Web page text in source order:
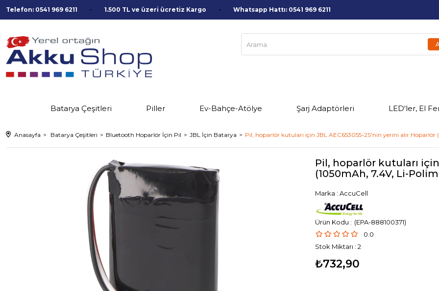
Telefon: 0541 969 6211 1.500 TL ve üzeri ücretiz Kargo Whatsapp Hattı: 0541 969 6211
Batarya Çeşitleri Piller Ev-Bahçe-Atölye Şarj Adaptörleri LED'ler, El
Anasayfa Batarya Çeşitleri Bluetooth Hoparlör İçin Pil JBL İçin Batarya Pil, hoparlör kutuları için JBL AEC653055-2S'nin yerini alır
Pil, hoparlör kutuları
(1050mAh, 7.4V, Li-
Marka : AccuCell
(EPA-888100371)
0.0
Stok Miktarı : 2
₺732,90